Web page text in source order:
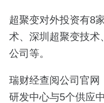
超聚变对外投资有8
术、深圳超聚变技术
公司等。
瑞财经查阅公司官网
研发中心与5个供应